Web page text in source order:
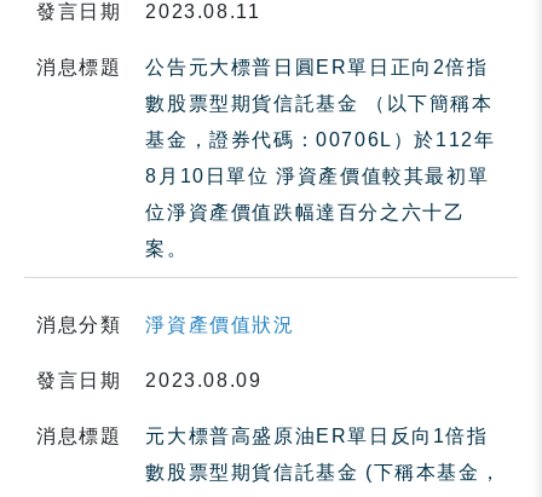
發言日期 2023.08.11
消息標題
公告元大標普日圓ER單日正向2倍指
數股票型期貨信託基金 （以下簡稱本
基金，證券代碼：00706L）於112年
8月10日單位 淨資產價值較其最初單
位淨資產價值跌幅達百分之六十乙
案。
消息分類 淨資產價值狀況
發言日期 2023.08.09
消息標題
元大標普高盛原油ER單日反向1倍指
數股票型期貨信託基金 (下稱本基金，